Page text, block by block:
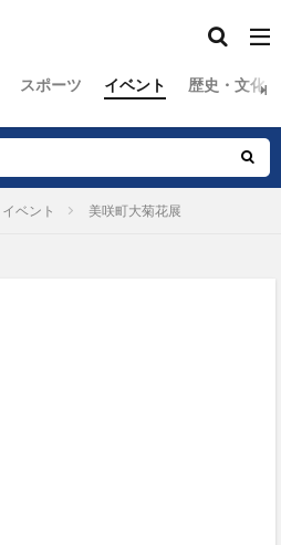
スポーツ イベント 歴史・文化
イベント 美咲町大菊花展